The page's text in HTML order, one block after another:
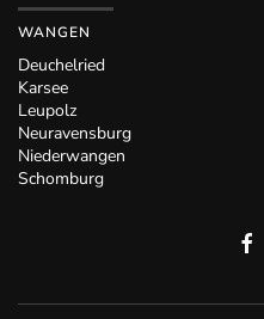
WANGEN
Deuchelried
Karsee
Leupolz
Neuravensburg
Niederwangen
Schomburg